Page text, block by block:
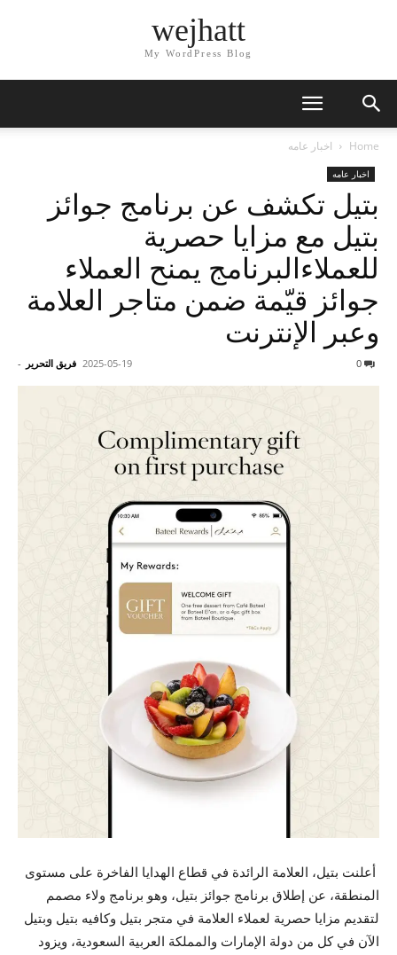
wejhatt
My WordPress Blog
Home اخبار عامه
اخبار عامه
بتيل تكشف عن برنامج جوائز
بتيل مع مزايا حصرية
للعملاءالبرنامج يمنح العملاء
جوائز قيّمة ضمن متاجر العلامة
وعبر الإنترنت
فريق التحرير - 2025-05-19
أعلنت بتيل، العلامة الرائدة في قطاع الهدايا الفاخرة على مستوى
المنطقة، عن إطلاق برنامج جوائز بتيل، وهو برنامج ولاء مصمم
لتقديم مزايا حصرية لعملاء العلامة في متجر بتيل وكافيه بتيل وبتيل
الآن في كل من دولة الإمارات والمملكة العربية السعودية، ويزود